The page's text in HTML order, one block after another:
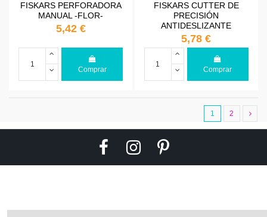
FISKARS PERFORADORA
MANUAL -FLOR-
5,42 €
Comprar
FISKARS CUTTER DE
PRECISIÓN
ANTIDESLIZANTE
5,78 €
Comprar
1 2